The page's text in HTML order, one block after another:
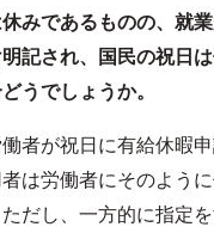
みであるものの、就
記され、国民の祝日
うでしょうか。
者が祝日に有給休暇
は労働者にそのよう
だし、一方的に指定